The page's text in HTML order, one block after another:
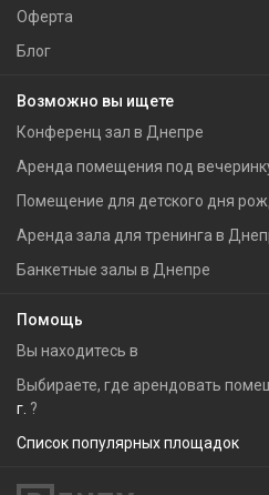
Оферта
Блог
Возможно вы ищете
Конференц зал в Днепре
Аренда помещения под
Помещение для детского дня
Аренда зала для тренинга в
Банкетные залы в Днепре
Помощь
Вы находитесь в
Выбираете, где арендовать
г. ?
Список популярных площадок